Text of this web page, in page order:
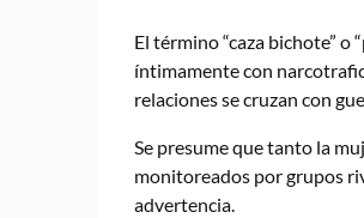
El término “caza bichote” o
íntimamente con
relaciones se cruzan con
Se presume que tanto la
monitoreados por grupos
advertencia.